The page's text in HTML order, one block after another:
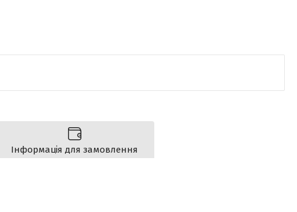
Інформація для замовлення